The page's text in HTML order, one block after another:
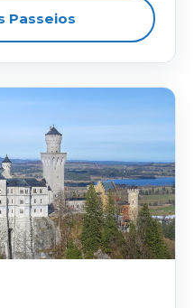
Passeios